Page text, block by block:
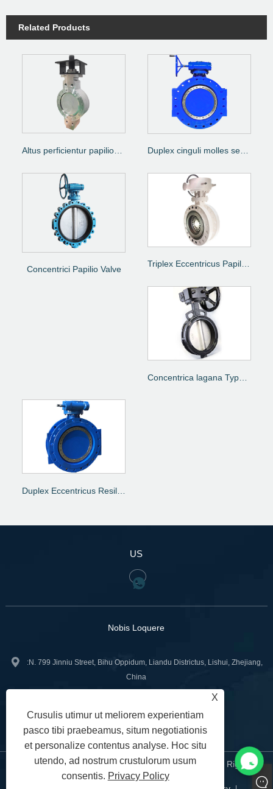
Related Products
Duplex cinguli molles sedentes Gloria Valvae
Concentrici Papilio Valve
Triplex Eccentricus Papilio Valve
Concentrica lagana Type Papilio Valvae
US
Nobis Loquere
:N. 799 Jinniu Street, Bihu Oppidum, Liandu Districtus, Lishui, Zhejiang,
China
sales02@gntvalve.com
Copyright © 2024 Zhejiang Liangyi Valve Co., Ltd. All Rights
Reserved.
X
Crusulis utimur ut meliorem experientiam
pasco tibi praebeamus, situm negotiationis
et personalize contentus analyse. Hoc situ
utendo, ad nostrum crustulorum usum
consentis. Privacy Policy